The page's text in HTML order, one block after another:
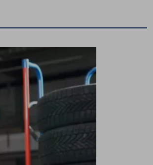
ubezpieczenia
opon